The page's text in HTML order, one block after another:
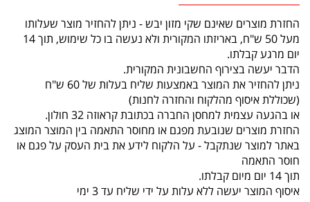
החזרת מוצרים שאינם שקי מזון יבש - ניתן להחזיר מוצר שעלותו
מעל 50 ש"ח, באריזתו המקורית ולא נעשה בו כל שימוש, תוך 14
יום מרגע קבלתו.
הדבר יעשה בצירוף החשבונית המקורית.
ניתן להחזיר את המוצר באמצעות שליח בעלות של 60 ש"ח
(שכוללת איסוף מהלקוח והחזרה לחנות)
או בהגעה עצמית למחסן החברה בכתובת קראוזה 32 חולון.
החזרת מוצרים שנובעת מפגם או מחוסר התאמה בין המוצר המוצג
באתר למוצר שנתקבל - על הלקוח לידע את בית העסק על פגם או
חוסר התאמה
תוך 14 יום מיום קבלתו.
איסוף המוצר יעשה ללא עלות על ידי שליח עד 3 ימי